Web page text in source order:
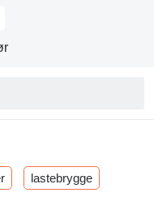
lastebrygge